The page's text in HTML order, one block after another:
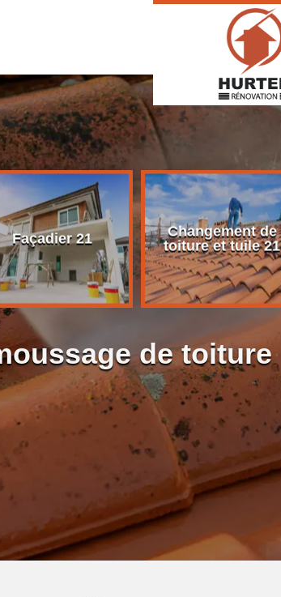
Façadier 21
Changement de
toiture et tuile 21
de toiture